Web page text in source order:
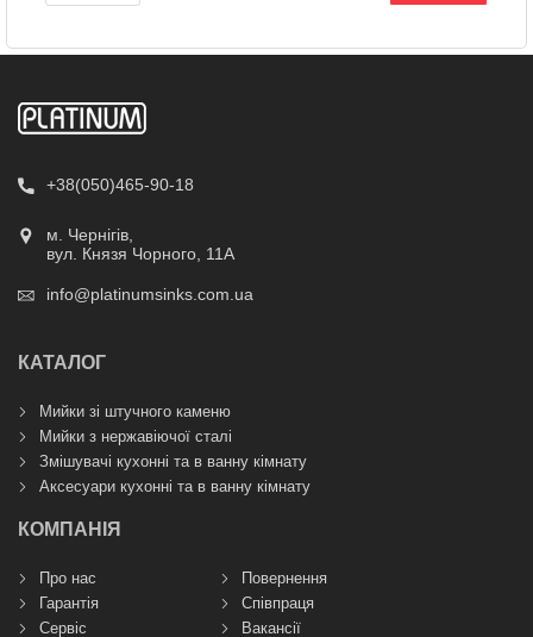
+38(050)465-90-18
м. Чернігів,
вул. Князя Чорного, 11А
info@platinumsinks.com.ua
КАТАЛОГ
Мийки зі штучного каменю
Мийки з нержавіючої сталі
Змішувачі кухонні та в ванну кімнату
Аксесуари кухонні та в ванну кімнату
КОМПАНІЯ
Про нас
Гарантія
Сервіс
Повернення
Співпраця
Вакансії